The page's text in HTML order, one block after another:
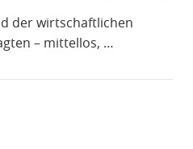
der wirtschaftlichen
– mittellos, …